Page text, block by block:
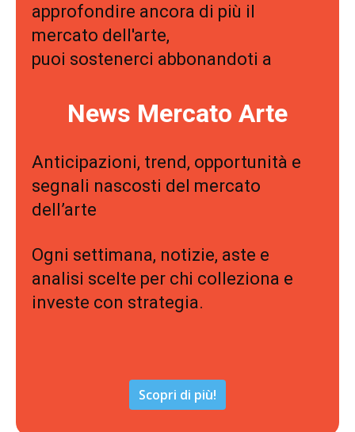
approfondire ancora di più il
mercato dell'arte,
puoi sostenerci abbonandoti a
News Mercato Arte
Anticipazioni, trend, opportunità e
segnali nascosti del mercato
dell’arte
Ogni settimana, notizie, aste e
analisi scelte per chi colleziona e
investe con strategia.
Scopri di più!